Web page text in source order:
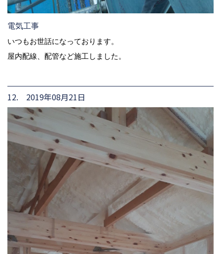
電気工事
いつもお世話になっております。
屋内配線、配管など施工しました。
12. 2019年08月21日